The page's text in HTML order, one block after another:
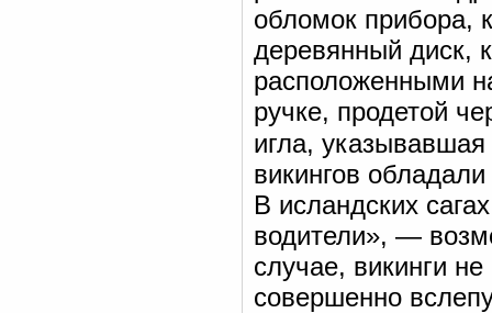
обломок прибора,
деревянный диск,
расположенными
ручке, продетой
игла, указывавшая
викингов
В исландских
водители», —
случае, викинги
совершенно